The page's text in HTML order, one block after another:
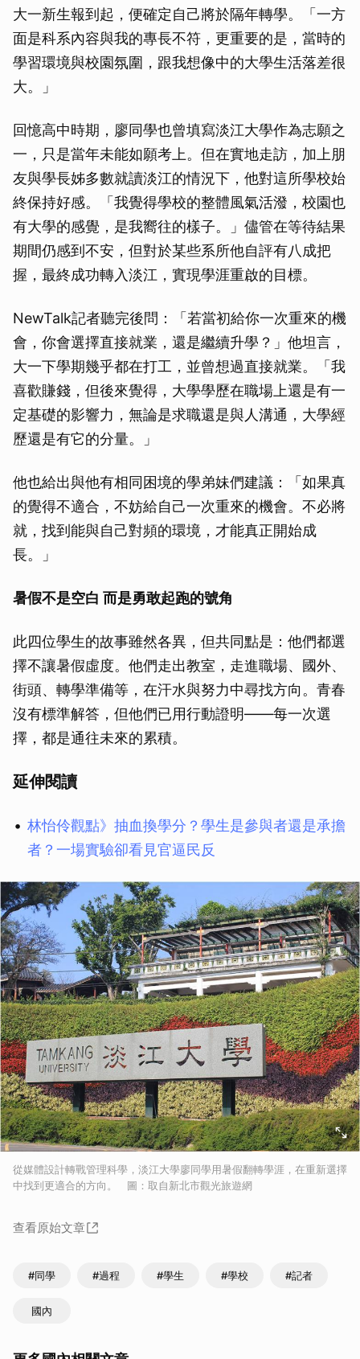
大一新生報到起，便確定自己將於隔年轉學。「一方
面是科系內容與我的專長不符，更重要的是，當時的
學習環境與校園氛圍，跟我想像中的大學生活落差很
大。」
回憶高中時期，廖同學也曾填寫淡江大學作為志願之
一，只是當年未能如願考上。但在實地走訪，加上朋
友與學長姊多數就讀淡江的情況下，他對這所學校始
終保持好感。「我覺得學校的整體風氣活潑，校園也
有大學的感覺，是我嚮往的樣子。」儘管在等待結果
期間仍感到不安，但對於某些系所他自評有八成把
握，最終成功轉入淡江，實現學涯重啟的目標。
NewTalk記者聽完後問：「若當初給你一次重來的機
會，你會選擇直接就業，還是繼續升學？」他坦言，
大一下學期幾乎都在打工，並曾想過直接就業。「我
喜歡賺錢，但後來覺得，大學學歷在職場上還是有一
定基礎的影響力，無論是求職還是與人溝通，大學經
歷還是有它的分量。」
他也給出與他有相同困境的學弟妹們建議：「如果真
的覺得不適合，不妨給自己一次重來的機會。不必將
就，找到能與自己對頻的環境，才能真正開始成
長。」
暑假不是空白 而是勇敢起跑的號角
此四位學生的故事雖然各異，但共同點是：他們都選
擇不讓暑假虛度。他們走出教室，走進職場、國外、
街頭、轉學準備等，在汗水與努力中尋找方向。青春
沒有標準解答，但他們已用行動證明——每一次選
擇，都是通往未來的累積。
延伸閱讀
林怡伶觀點》抽血換學分？學生是參與者還是承擔
者？一場實驗卻看見官逼民反
從媒體設計轉戰管理科學，淡江大學廖同學用暑假翻轉學涯，在重新選擇
中找到更適合的方向。 圖：取自新北市觀光旅遊網
查看原始文章
#同學 #過程 #學生 #學校 #記者
國內